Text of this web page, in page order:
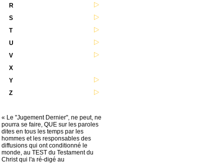
R
S
T
U
V
X
Y
Z
« Le "Jugement Dernier", ne peut, ne
pourra se faire, QUE sur les paroles
dites en tous les temps par les
hommes et les responsables des
diffusions qui ont conditionné le
monde, au TEST du Testament du
Christ qui l'a ré-digé au